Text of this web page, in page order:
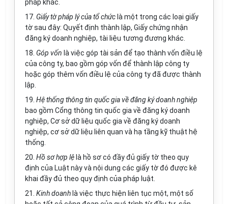
pháp khác.
17. Giấy tờ pháp lý của tổ chức là một trong các loại giấy
tờ sau đây: Quyết định thành lập, Giấy chứng nhận
đăng ký doanh nghiệp, tài liệu tương đương khác.
18. Góp vốn là việc góp tài sản để tạo thành vốn điều lệ
của công ty, bao gồm góp vốn để thành lập công ty
hoặc góp thêm vốn điều lệ của công ty đã được thành
lập.
19. Hệ thống thông tin quốc gia về đăng ký doanh nghiệp
bao gồm Cổng thông tin quốc gia về đăng ký doanh
nghiệp, Cơ sở dữ liệu quốc gia về đăng ký doanh
nghiệp, cơ sở dữ liệu liên quan và hạ tầng kỹ thuật hệ
thống.
20. Hồ sơ hợp lệ là hồ sơ có đầy đủ giấy tờ theo quy
định của Luật này và nội dung các giấy tờ đó được kê
khai đầy đủ theo quy định của pháp luật.
21. Kinh doanh là việc thực hiện liên tục một, một số